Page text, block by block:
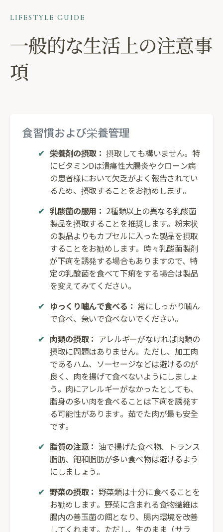
LIFESTYLE GUIDE
一般的な生活上の注意事
項
食習慣および栄養管理
栄養剤の摂取： 摂取しても構いません。特
にビタミンDは潰瘍性大腸炎やクローン病
の患者様において欠乏がよく報告されてい
るため、摂取することをお勧めします。
乳酸菌の服用： 2種類以上の異なる乳酸菌
製品を摂取することを推奨します。粉末状
の製品よりもカプセルに入った製品を摂取
することをお勧めします。時々乳酸菌製剤
が下痢を誘発する場合もありますので、特
定の乳酸菌を食べて下痢をする場合は製品
を変えてみてください。
ゆっくり噛んで食べる： 常にしっかり噛ん
で食べ、急いで食べないでください。
肉類の摂取： アレルギーがなければ肉類の
摂取に問題はありません。ただし、加工肉
であるハム、ソーセージなどは避けるのが
良く、肉を揚げて食べないようにしましょ
う。肉にアレルギーがなかったとしても、
脂身の多い肉を食べることは下痢を誘発す
る可能性があります。茹でた肉が最も安全
です。
脂質の注意： 油で揚げた食べ物、トランス
脂肪、飽和脂肪が多い食べ物は避けるよう
にしましょう。
野菜の摂取： 野菜類は十分に食べることを
お勧めします。野菜に含まれる食物繊維は
腸内の善玉菌の餌となり、腸内環境を改善
してくれます。ただし、生のまま（サラ